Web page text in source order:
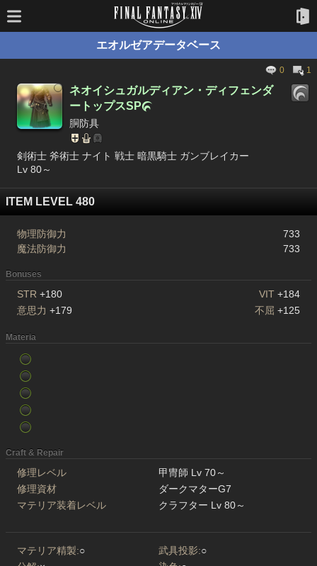
エオルゼアデータベース
0 1
ネオイシュガルディアン・ディフェンダ
ートップスSP
胴防具
剣術士 斧術士 ナイト 戦士 暗黒騎士 ガンブレイカー
Lv 80～
ITEM LEVEL 480
物理防御力
733
魔法防御力
733
Bonuses
STR +180 VIT +184
意思力 +179 不屈 +125
Materia
Craft & Repair
修理レベル
甲冑師 Lv 70～
修理資材
ダークマターG7
マテリア装着レベル
クラフター Lv 80～
マテリア精製:○ 武具投影:○